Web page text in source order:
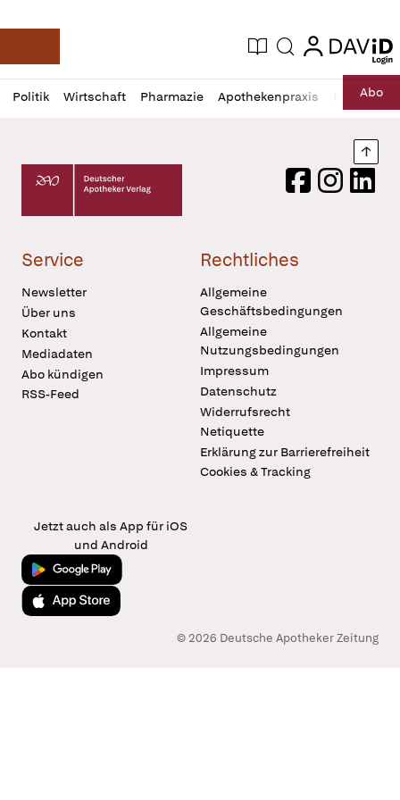
Deutsche Apotheker Zeitung
Aktuelle Ausgabe
Suche login
login
Politik Wirtschaft Pharmazie Apothekenpraxis RechtAbo
Profil
öffnen
Daz
Pur
Deutscher Apotheker Verlag Logo
FacebookInstagram
Service
Newsletter
Über uns
Kontakt
Mediadaten
Abo kündigen
RSS-Feed
Rechtliches
Allgemeine
Geschäftsbedingungen
Allgemeine
Nutzungsbedingungen
Impressum
Datenschutz
Widerrufsrecht
Netiquette
Erklärung zur Barrierefreiheit
Cookies & Tracking
Jetzt auch als App für iOS
und Android
Jetzt bei Google Play
Laden im App Store
© 2026 Deutsche Apotheker Zeitung